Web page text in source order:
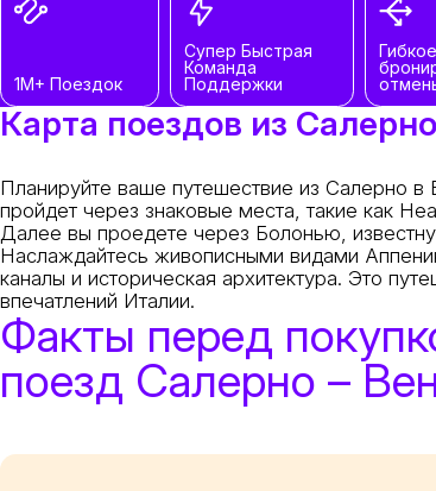
1M+ Поездок
Супер Быстрая
Команда
Поддержки
Гибкое
Карта поездов из
Планируйте ваше путешествие из Салерно
пройдет через знаковые места, такие как
Далее вы проедете через Болонью,
Наслаждайтесь живописными видами
каналы и историческая архитектура. Это
впечатлений Италии.
Факты перед
поезд Салерно –